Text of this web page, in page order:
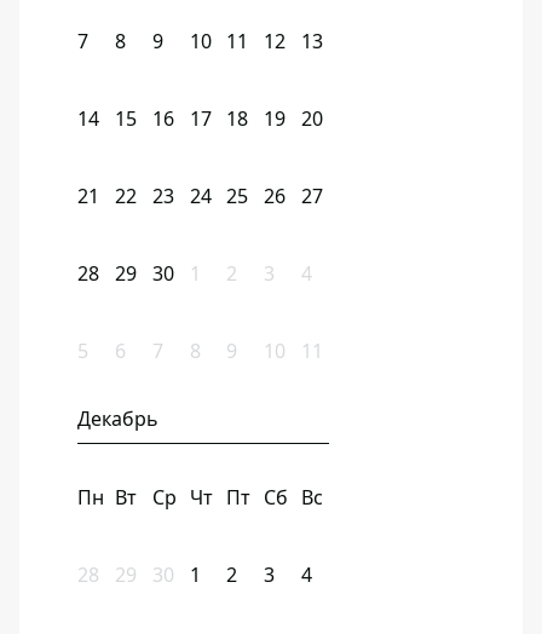
7 8 9 10 11 12 13
14 15 16 17 18 19 20
21 22 23 24 25 26 27
28 29 30 1 2 3 4
5 6 7 8 9 10 11
Декабрь
Пн Вт Ср Чт Пт Сб Вс
28 29 30 1 2 3 4